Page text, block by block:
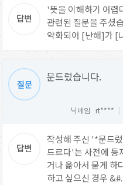
'뜻을 이해하기 어
관련된 질문을 주셨
약화되어 [난해]가 [
문드렀습니다.
닉네임 rt**** |
작성해 주신 '*문드
드르다'는 사전에 등
거나 옮아서 묻게
하고 싶으신 경우